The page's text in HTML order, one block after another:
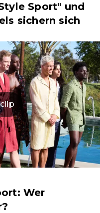
Sport" und
sichern sich
Wer